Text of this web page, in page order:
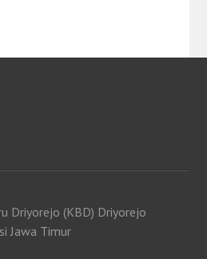
Driyorejo (KBD) Driyorejo
Jawa Timur